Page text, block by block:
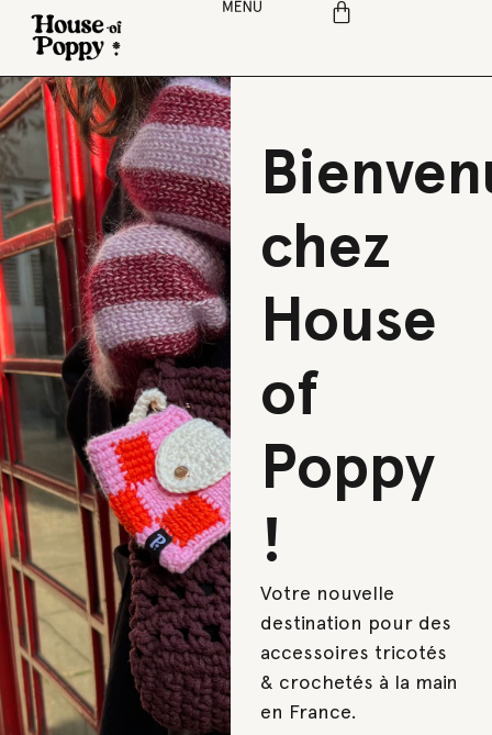
chez
House
of
Poppy
!
Votre nouvelle
destination pour des
accessoires tricotés
& crochetés à la main
en France.